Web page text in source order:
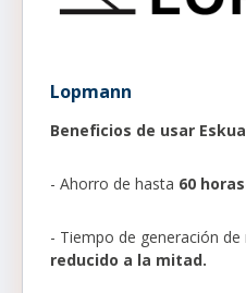
Lopmann
Beneficios de usar
- Ahorro de hasta 60
- Tiempo de generación
reducido a la mitad.